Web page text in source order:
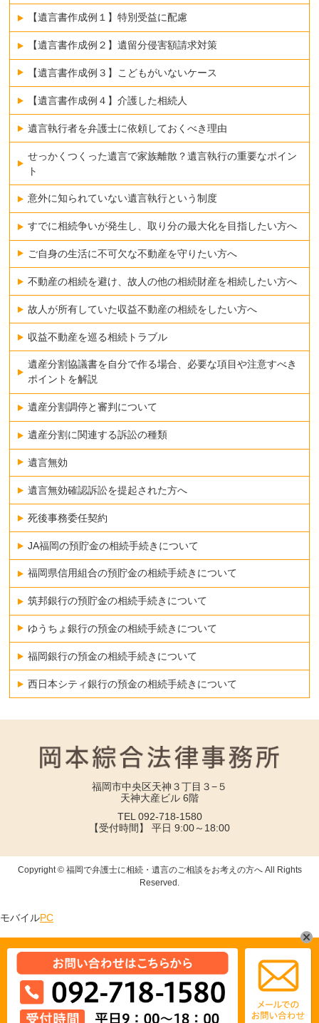
【遺言書作成例１】特別受益に配慮
【遺言書作成例２】遺留分侵害額請求対策
【遺言書作成例３】こどもがいないケース
【遺言書作成例４】介護した相続人
遺言執行者を弁護士に依頼しておくべき理由
せっかくつくった遺言で家族離散？遺言執行の重要なポイン
ト
意外に知られていない遺言執行という制度
すでに相続争いが発生し、取り分の最大化を目指したい方へ
ご自身の生活に不可欠な不動産を守りたい方へ
不動産の相続を避け、故人の他の相続財産を相続したい方へ
故人が所有していた収益不動産の相続をしたい方へ
収益不動産を巡る相続トラブル
遺産分割協議書を自分で作る場合、必要な項目や注意すべき
ポイントを解説
遺産分割調停と審判について
遺産分割に関連する訴訟の種類
遺言無効
遺言無効確認訴訟を提起された方へ
死後事務委任契約
JA福岡の預貯金の相続手続きについて
福岡県信用組合の預貯金の相続手続きについて
筑邦銀行の預貯金の相続手続きについて
ゆうちょ銀行の預金の相続手続きについて
福岡銀行の預金の相続手続きについて
西日本シティ銀行の預金の相続手続きについて
福岡市中央区天神３丁目３−５
天神大産ビル 6階
TEL 092-718-1580
【受付時間】 平日 9:00～18:00
Copyright © 福岡で弁護士に相続・遺言のご相談をお考えの方へ All Rights
Reserved.
モバイルPC